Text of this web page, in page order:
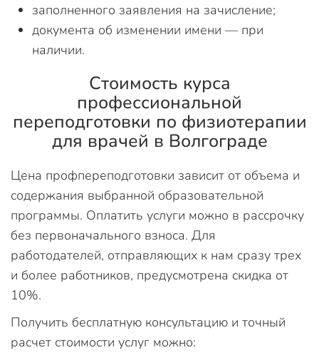
заполненного заявления на зачисление;
документа об изменении имени — при
наличии.
Стоимость курса
профессиональной
переподготовки по физиотерапии
для врачей в Волгограде
Цена профпереподготовки зависит от объема и
содержания выбранной образовательной
программы. Оплатить услуги можно в рассрочку
без первоначального взноса. Для
работодателей, отправляющих к нам сразу трех
и более работников, предусмотрена скидка от
10%.
Получить бесплатную консультацию и точный
расчет стоимости услуг можно: